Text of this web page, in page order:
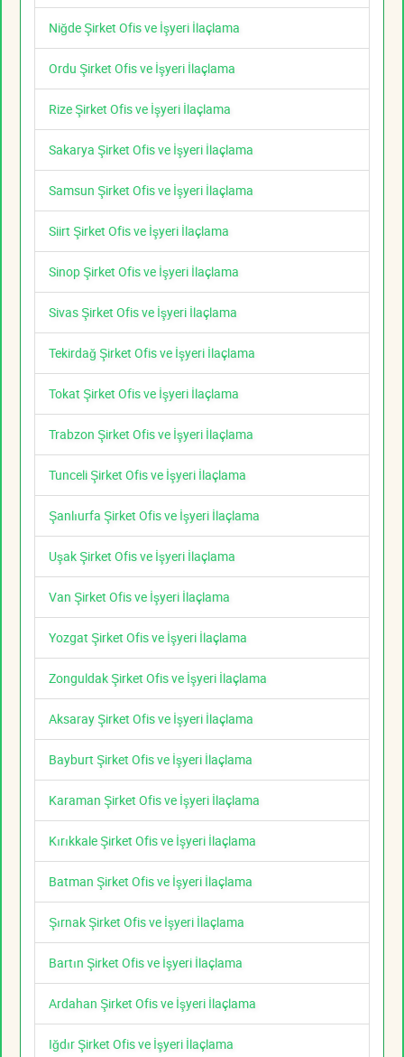
Niğde Şirket Ofis ve İşyeri İlaçlama
Ordu Şirket Ofis ve İşyeri İlaçlama
Rize Şirket Ofis ve İşyeri İlaçlama
Sakarya Şirket Ofis ve İşyeri İlaçlama
Samsun Şirket Ofis ve İşyeri İlaçlama
Siirt Şirket Ofis ve İşyeri İlaçlama
Sinop Şirket Ofis ve İşyeri İlaçlama
Sivas Şirket Ofis ve İşyeri İlaçlama
Tekirdağ Şirket Ofis ve İşyeri İlaçlama
Tokat Şirket Ofis ve İşyeri İlaçlama
Trabzon Şirket Ofis ve İşyeri İlaçlama
Tunceli Şirket Ofis ve İşyeri İlaçlama
Şanlıurfa Şirket Ofis ve İşyeri İlaçlama
Uşak Şirket Ofis ve İşyeri İlaçlama
Van Şirket Ofis ve İşyeri İlaçlama
Yozgat Şirket Ofis ve İşyeri İlaçlama
Zonguldak Şirket Ofis ve İşyeri İlaçlama
Aksaray Şirket Ofis ve İşyeri İlaçlama
Bayburt Şirket Ofis ve İşyeri İlaçlama
Karaman Şirket Ofis ve İşyeri İlaçlama
Kırıkkale Şirket Ofis ve İşyeri İlaçlama
Batman Şirket Ofis ve İşyeri İlaçlama
Şırnak Şirket Ofis ve İşyeri İlaçlama
Bartın Şirket Ofis ve İşyeri İlaçlama
Ardahan Şirket Ofis ve İşyeri İlaçlama
Iğdır Şirket Ofis ve İşyeri İlaçlama